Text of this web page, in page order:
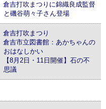
倉吉打吹まつりに錦織良成監督
と磯谷萌々子さん登場
倉吉打吹まつり
倉吉市立図書館：あかちゃんの
おはなしかい
【8月2日・11日開催】石の不
思議